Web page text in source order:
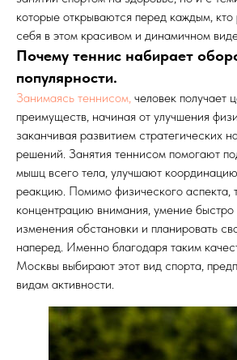
которые открываются перед каждым,
себя в этом красивом и динамичном
Почему теннис набирает
популярности.
Занимаясь теннисом, человек получает
преимуществ, начиная от улучшения
заканчивая развитием стратегических
решений. Занятия теннисом помогают
мышц всего тела, улучшают
реакцию. Помимо физического аспекта,
концентрацию внимания, умение быстро
изменения обстановки и планировать
наперед. Именно благодаря таким
Москвы выбирают этот вид спорта,
видам активности.